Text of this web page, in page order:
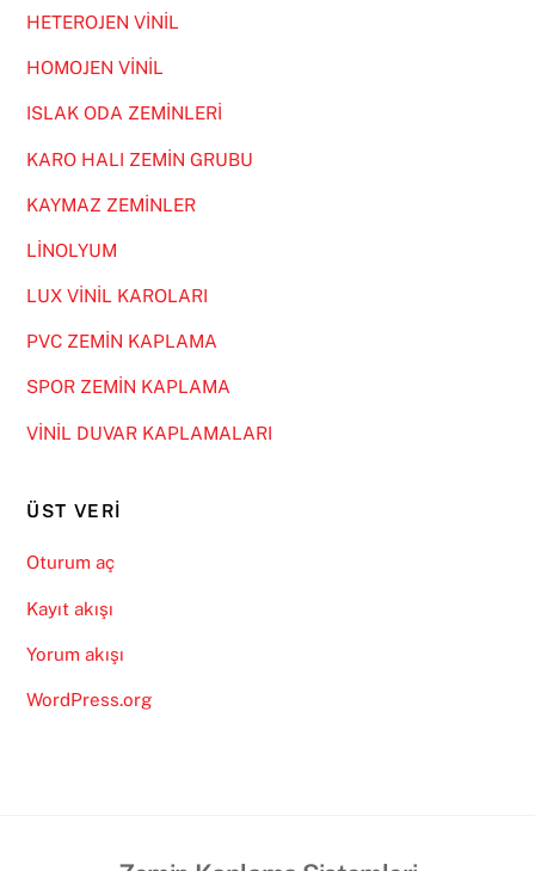
HETEROJEN VİNİL
HOMOJEN VİNİL
ISLAK ODA ZEMİNLERİ
KARO HALI ZEMİN GRUBU
KAYMAZ ZEMİNLER
LİNOLYUM
LUX VİNİL KAROLARI
PVC ZEMİN KAPLAMA
SPOR ZEMİN KAPLAMA
VİNİL DUVAR KAPLAMALARI
ÜST VERI
Oturum aç
Kayıt akışı
Yorum akışı
WordPress.org